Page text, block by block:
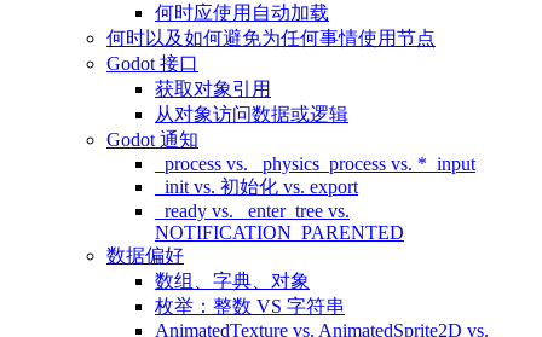
何时应使用自动加载
何时以及如何避免为任何事情使用节点
Godot 接口
获取对象引用
从对象访问数据或逻辑
Godot 通知
_process vs. _physics_process vs. *_input
_init vs. 初始化 vs. export
_ready vs. _enter_tree vs.
NOTIFICATION_PARENTED
数据偏好
数组、字典、对象
枚举：整数 VS 字符串
AnimatedTexture vs. AnimatedSprite2D vs.